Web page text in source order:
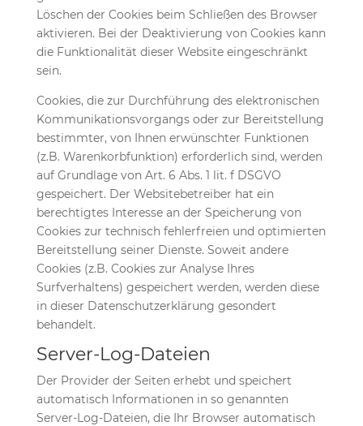
Löschen der Cookies beim Schließen des Browser
aktivieren. Bei der Deaktivierung von Cookies kann
die Funktionalität dieser Website eingeschränkt
sein.
Cookies, die zur Durchführung des elektronischen
Kommunikationsvorgangs oder zur Bereitstellung
bestimmter, von Ihnen erwünschter Funktionen
(z.B. Warenkorbfunktion) erforderlich sind, werden
auf Grundlage von Art. 6 Abs. 1 lit. f DSGVO
gespeichert. Der Websitebetreiber hat ein
berechtigtes Interesse an der Speicherung von
Cookies zur technisch fehlerfreien und optimierten
Bereitstellung seiner Dienste. Soweit andere
Cookies (z.B. Cookies zur Analyse Ihres
Surfverhaltens) gespeichert werden, werden diese
in dieser Datenschutzerklärung gesondert
behandelt.
Server-Log-Dateien
Der Provider der Seiten erhebt und speichert
automatisch Informationen in so genannten
Server-Log-Dateien, die Ihr Browser automatisch